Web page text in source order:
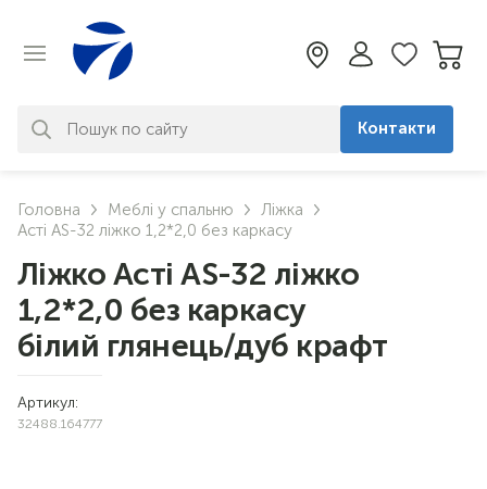
знайдено. Уточніть свій запит
Контакти
Головна Меблі у спальню
Ліжка
Асті AS-32 ліжко 1,2*2,0 без каркасу
Ліжко Асті AS-32 ліжко
1,2*2,0 без каркасу
білий глянець/дуб крафт
Артикул:
32488.164777